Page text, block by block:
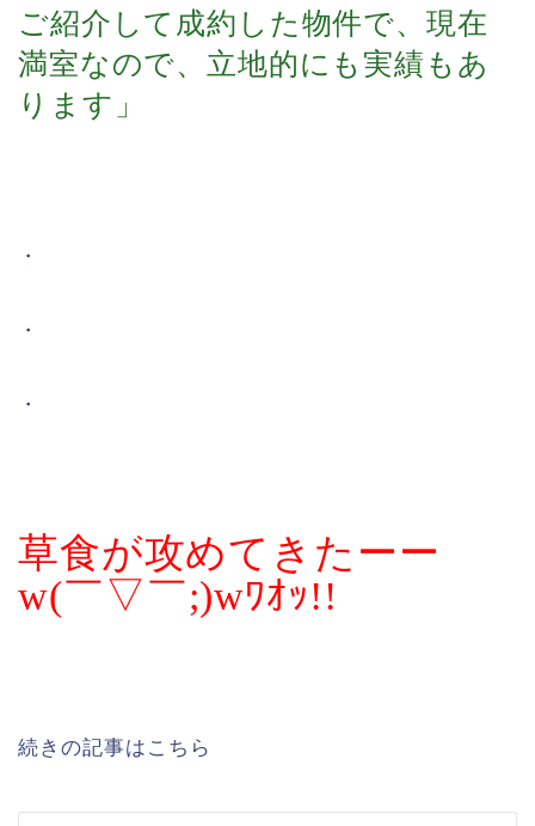
ご紹介して成約した物件で、現在
満室なので、立地的にも実績もあ
ります」
・
・
・
草食が攻めてきたーー
w(￣▽￣;)wﾜｵｯ!!
続きの記事はこちら